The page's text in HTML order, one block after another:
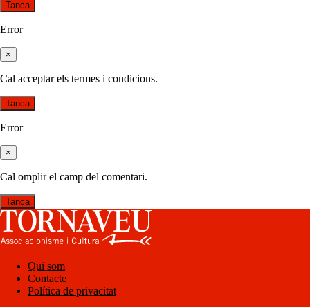
Tanca
Error
×
Cal acceptar els termes i condicions.
Tanca
Error
×
Cal omplir el camp del comentari.
Tanca
Qui som
Contacte
Política de privacitat